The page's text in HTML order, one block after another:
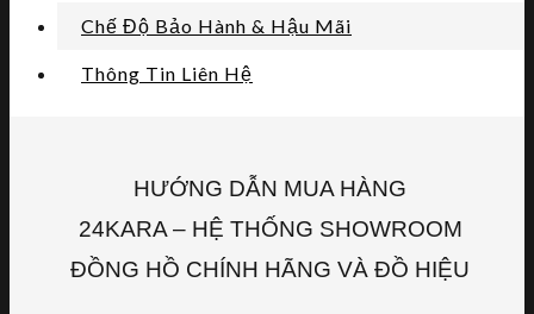
Chế Độ Bảo Hành & Hậu Mãi
Thông Tin Liên Hệ
HƯỚNG DẪN MUA HÀNG
24KARA – HỆ THỐNG SHOWROOM
ĐỒNG HỒ CHÍNH HÃNG VÀ ĐỒ HIỆU